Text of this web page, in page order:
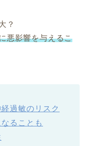
？
悪影響を与えるこ
過敏のリスク
ることも